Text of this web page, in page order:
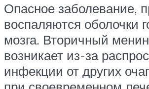
Опасное заболевание,
воспаляются оболочки
мозга. Вторичный
возникает из-за
инфекции от других